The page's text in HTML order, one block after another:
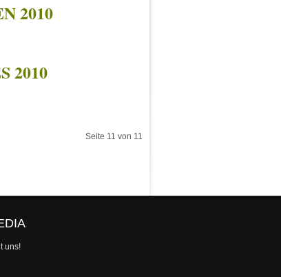
2010
2010
Seite 11 von 11
uns!